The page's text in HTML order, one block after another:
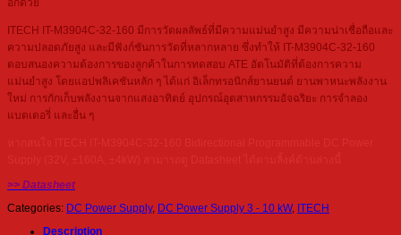
อีกด้วย
ITECH IT-M3904C-32-160 มีการวัดผลลัพธ์ที่มีความแม่นยำสูง มีความน่าเชื่อถือและ
ความปลอดภัยสูง และมีฟังก์ชันการวัดที่หลากหลาย ซึ่งทำให้ IT-M3904C-32-160
ตอบสนองความต้องการของลูกค้าในการทดสอบ ATE อัตโนมัติที่ต้องการความ
แม่นยำสูง โดยแอปพลิเคชันหลัก ๆ ได้แก่ อิเล็กทรอนิกส์ยานยนต์ ยานพาหนะพลังงาน
ใหม่ การกักเก็บพลังงานจากแสงอาทิตย์ อุปกรณ์อุตสาหกรรมอัจฉริยะ การจำลอง
แบตเตอรี่ และอื่น ๆ
>> Datasheet
Categories: DC Power Supply, DC Power Supply 3 - 10 kW, ITECH
Description